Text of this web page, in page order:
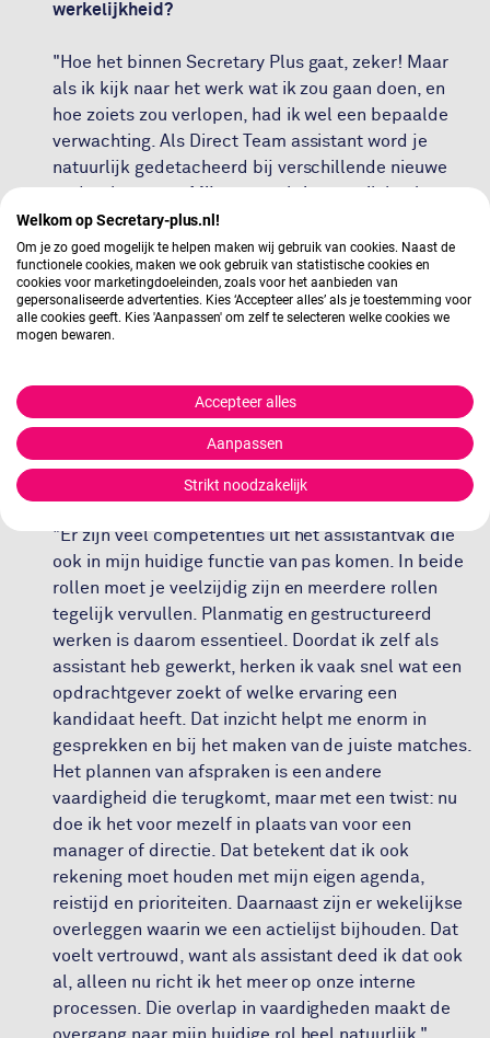
werkelijkheid?
"Hoe het binnen Secretary Plus gaat, zeker! Maar
als ik kijk naar het werk wat ik zou gaan doen, en
hoe zoiets zou verlopen, had ik wel een bepaalde
verwachting. Als Direct Team assistant word je
natuurlijk gedetacheerd bij verschillende nieuwe
mijn best moest doen om te integreren in een
nieuwe organisatie. En dat mijn tijdelijke collega’s
zouden denken: ach ze is extern en ze blijft maar
eventjes. Maar dat heb ik totaal niet zo ervaren! Je
wordt echt zo met open armen ontvangen vanuit de
Kun je nog iets vertellen over competenties die in
het assistantvak belangrijk zijn, die overlappen met
je huidige functie?
"Er zijn veel competenties uit het assistantvak die
ook in mijn huidige functie van pas komen. In beide
rollen moet je veelzijdig zijn en meerdere rollen
tegelijk vervullen. Planmatig en gestructureerd
werken is daarom essentieel. Doordat ik zelf als
assistant heb gewerkt, herken ik vaak snel wat een
opdrachtgever zoekt of welke ervaring een
kandidaat heeft. Dat inzicht helpt me enorm in
gesprekken en bij het maken van de juiste matches.
Het plannen van afspraken is een andere
vaardigheid die terugkomt, maar met een twist: nu
doe ik het voor mezelf in plaats van voor een
manager of directie. Dat betekent dat ik ook
rekening moet houden met mijn eigen agenda,
reistijd en prioriteiten. Daarnaast zijn er wekelijkse
overleggen waarin we een actielijst bijhouden. Dat
voelt vertrouwd, want als assistant deed ik dat ook
al, alleen nu richt ik het meer op onze interne
processen. Die overlap in vaardigheden maakt de
Welkom op Secretary-plus.nl!
Om je zo goed mogelijk te helpen maken wij gebruik van cookies. Naast de
functionele cookies, maken we ook gebruik van statistische cookies en
cookies voor marketingdoeleinden, zoals voor het aanbieden van
gepersonaliseerde advertenties. Kies ‘Accepteer alles’ als je toestemming voor
alle cookies geeft. Kies 'Aanpassen' om zelf te selecteren welke cookies we
mogen bewaren.
Accepteer alles
Aanpassen
Strikt noodzakelijk